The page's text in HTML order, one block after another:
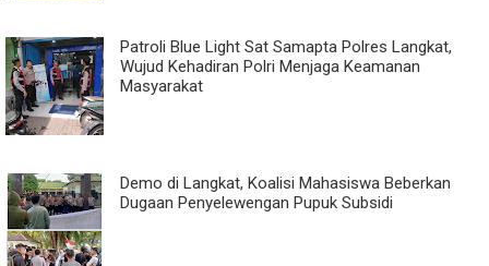
Patroli Blue Light Sat Samapta Polres Langkat,
Wujud Kehadiran Polri Menjaga Keamanan
Masyarakat
Demo di Langkat, Koalisi Mahasiswa Beberkan
Dugaan Penyelewengan Pupuk Subsidi